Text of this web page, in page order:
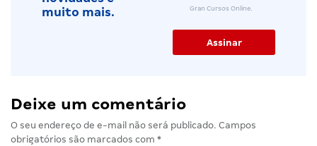
muito mais.
Gran Cursos Online.
Deixe um comentário
O seu endereço de e-mail não será publicado. Campos
obrigatórios são marcados com *